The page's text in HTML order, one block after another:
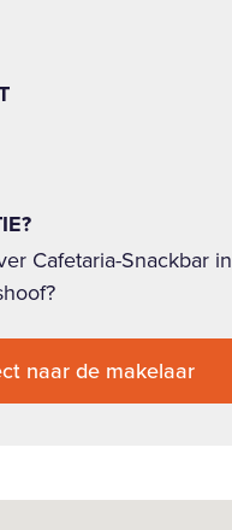
Cafetaria-Snackbar in
naar de makelaar